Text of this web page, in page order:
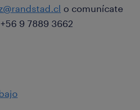
o comunícate
9 7889 3662